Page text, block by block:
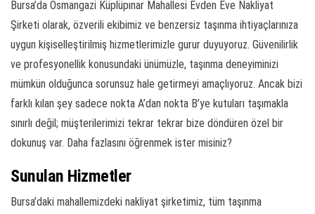
Bursa’da Osmangazi Küplüpınar Mahallesi Evden Eve Nakliyat
Şirketi olarak, özverili ekibimiz ve benzersiz taşınma ihtiyaçlarınıza
uygun kişiselleştirilmiş hizmetlerimizle gurur duyuyoruz. Güvenilirlik
ve profesyonellik konusundaki ünümüzle, taşınma deneyiminizi
mümkün olduğunca sorunsuz hale getirmeyi amaçlıyoruz. Ancak bizi
farklı kılan şey sadece nokta A’dan nokta B’ye kutuları taşımakla
sınırlı değil; müşterilerimizi tekrar tekrar bize döndüren özel bir
dokunuş var. Daha fazlasını öğrenmek ister misiniz?
Sunulan Hizmetler
Bursa’daki mahallemizdeki nakliyat şirketimiz, tüm taşınma